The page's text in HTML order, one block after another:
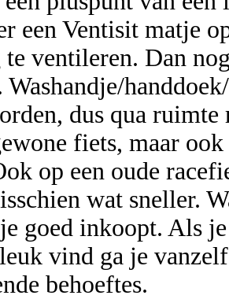
een Ventisit matje
ventileren. Dan
Washandje/
dus qua
fiets, maar
op een oude
wat sneller.
goed inkoopt. Als
vind ga je
behoeftes.